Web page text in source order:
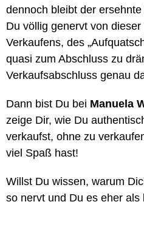
dennoch bleibt der
Du völlig genervt von
Verkaufens, des
quasi zum Abschluss zu
Verkaufsabschluss genau
Dann bist Du bei Manuela
zeige Dir, wie Du
verkaufst, ohne zu
viel Spaß hast!
Willst Du wissen, warum
so nervt und Du es eher als